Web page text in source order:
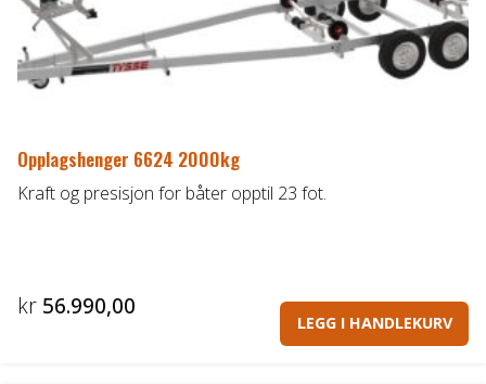
Opplagshenger 6624 2000kg
Kraft og presisjon for båter opptil 23 fot.
kr 56.990,00
LEGG I HANDLEKURV